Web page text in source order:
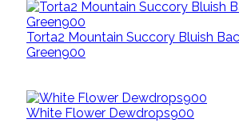
Torta2 Mountain Succory Bluish
Green900
White Flower Dewdrops900